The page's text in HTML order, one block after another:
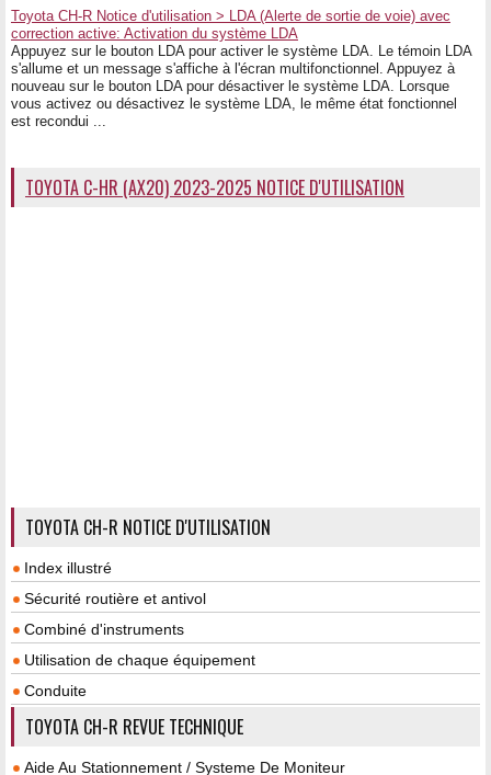
Toyota CH-R Notice d'utilisation > LDA (Alerte de sortie de voie) avec
correction active: Activation du système LDA
Appuyez sur le bouton LDA pour activer le système LDA. Le témoin LDA
s'allume et un message s'affiche à l'écran multifonctionnel. Appuyez à
nouveau sur le bouton LDA pour désactiver le système LDA. Lorsque
vous activez ou désactivez le système LDA, le même état fonctionnel
est recondui ...
TOYOTA C-HR (AX20) 2023-2025 NOTICE D'UTILISATION
TOYOTA CH-R NOTICE D'UTILISATION
Index illustré
Sécurité routière et antivol
Combiné d'instruments
Utilisation de chaque équipement
Conduite
TOYOTA CH-R REVUE TECHNIQUE
Aide Au Stationnement / Systeme De Moniteur